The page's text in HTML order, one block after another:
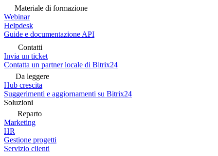
Materiale di formazione
Webinar
Helpdesk
Guide e documentazione API
Contatti
Invia un ticket
Contatta un partner locale di Bitrix24
Da leggere
Hub crescita
Suggerimenti e aggiornamenti su Bitrix24
Soluzioni
Reparto
Marketing
HR
Gestione progetti
Servizio clienti